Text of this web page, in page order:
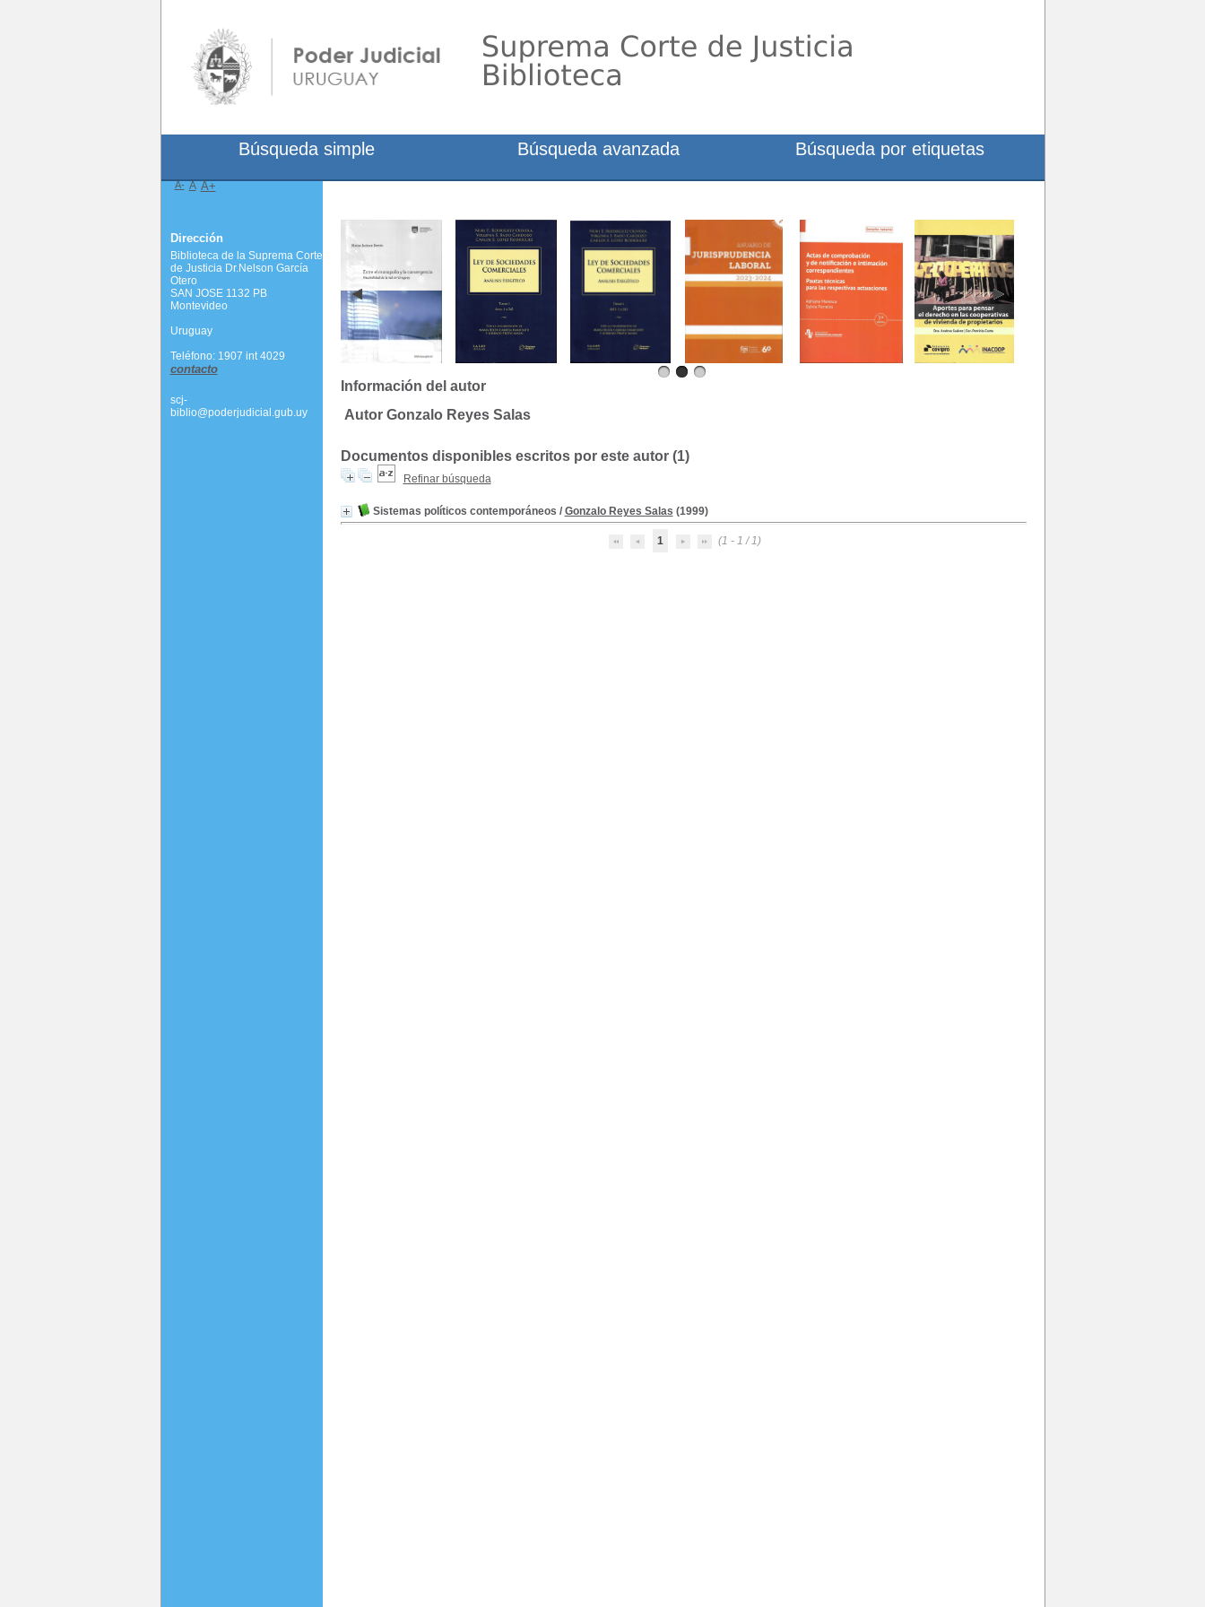
Información del autor
Autor Gonzalo Reyes Salas
Documentos disponibles escritos por este autor (1)
Refinar búsqueda
Sistemas políticos contemporáneos / Gonzalo Reyes Salas (1999)
1 (1 - 1 / 1)
Búsqueda simple Búsqueda avanzada Búsqueda por etiquetas
A- A A+
Dirección
Biblioteca de la Suprema Corte
de Justicia Dr.Nelson García
Otero
SAN JOSE 1132 PB
Montevideo
Uruguay
Teléfono: 1907 int 4029
contacto
scj-
biblio@poderjudicial.gub.uy